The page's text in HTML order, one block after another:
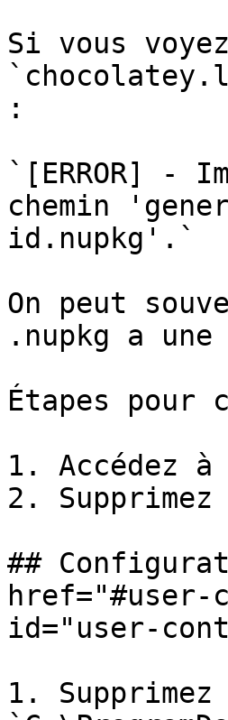
Si vous
:
`[ERROR] -
chemin
id.nupkg'.`
On peut
.nupkg a
Étapes pour
1. Accédez
2.
##
href="#user-
id="user-
1.